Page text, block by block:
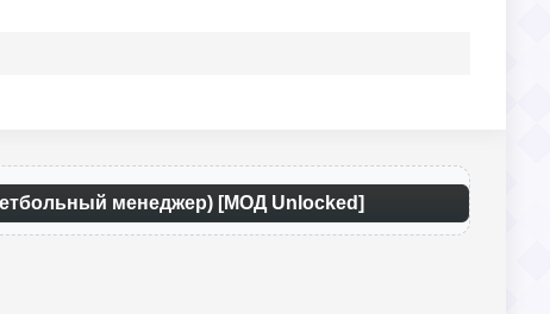
менеджер) [МОД Unlocked]